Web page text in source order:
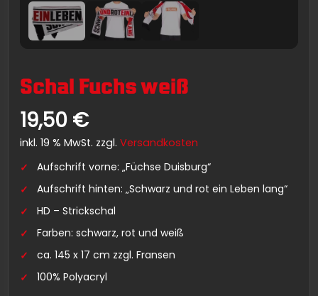
Schal Fuchs weiß
19,50 €
inkl. 19 % MwSt. zzgl.Versandkosten
Aufschrift vorne: „Füchse Duisburg“
Aufschrift hinten: „Schwarz und rot ein Leben lang“
HD – Strickschal
Farben: schwarz, rot und weiß
ca. 145 x 17 cm zzgl. Fransen
100% Polyacryl